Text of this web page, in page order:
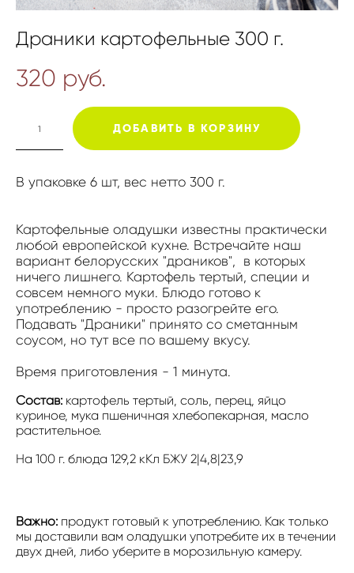
Драники картофельные 300 г.
320 pуб.
ДОБАВИТЬ В КОРЗИНУ
В упаковке 6 шт, вес нетто 300 г.
Картофельные оладушки известны практически
любой европейской кухне. Встречайте наш
вариант белорусских "драников", в которых
ничего лишнего. Картофель тертый, специи и
совсем немного муки. Блюдо готово к
употреблению - просто разогрейте его.
Подавать "Драники" принято со сметанным
соусом, но тут все по вашему вкусу.
Время приготовления - 1 минута.
Состав: картофель тертый, соль, перец, яйцо
куриное, мука пшеничная хлебопекарная, масло
растительное.
На 100 г. блюда 129,2 кКл БЖУ 2|4,8|23,9
Важно: продукт готовый к употреблению. Как только
мы доставили вам оладушки употребите их в течении
двух дней, либо уберите в морозильную камеру.